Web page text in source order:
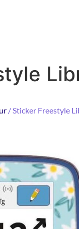
/ Sticker Freestyle